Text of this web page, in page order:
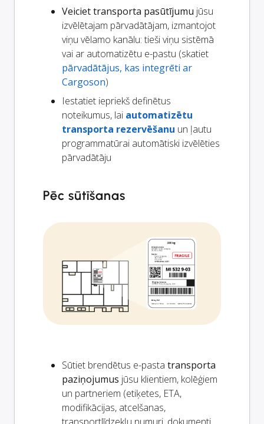
Veiciet transporta pasūtījumu jūsu
izvēlētajam pārvadātājam, izmantojot
viņu vēlamo kanālu: tieši viņu sistēmā
vai ar automatizētu e-pastu (skatiet
pārvadātājus, kas integrēti ar
Cargoson)
Iestatiet iepriekš definētus
noteikumus, lai automatizētu
transporta rezervēšanu un ļautu
programmatūrai automātiski izvēlēties
pārvadātāju
Pēc sūtīšanas
Sūtiet brendētus e-pasta transporta
paziņojumus jūsu klientiem, kolēģiem
un partneriem (etiķetes, ETA,
modifikācijas, atcelšanas,